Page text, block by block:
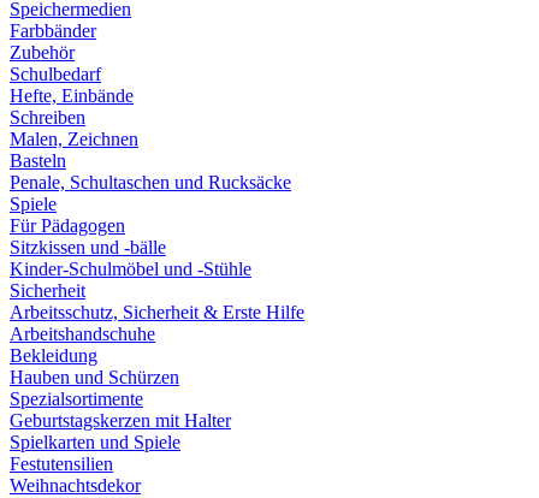
Speichermedien
Farbbänder
Zubehör
Schulbedarf
Hefte, Einbände
Schreiben
Malen, Zeichnen
Basteln
Penale, Schultaschen und Rucksäcke
Spiele
Für Pädagogen
Sitzkissen und -bälle
Kinder-Schulmöbel und -Stühle
Sicherheit
Arbeitsschutz, Sicherheit & Erste Hilfe
Arbeitshandschuhe
Bekleidung
Hauben und Schürzen
Spezialsortimente
Geburtstagskerzen mit Halter
Spielkarten und Spiele
Festutensilien
Weihnachtsdekor